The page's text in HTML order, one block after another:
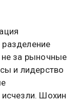
не за рыночные
и лидерство
исчезли. Шохин